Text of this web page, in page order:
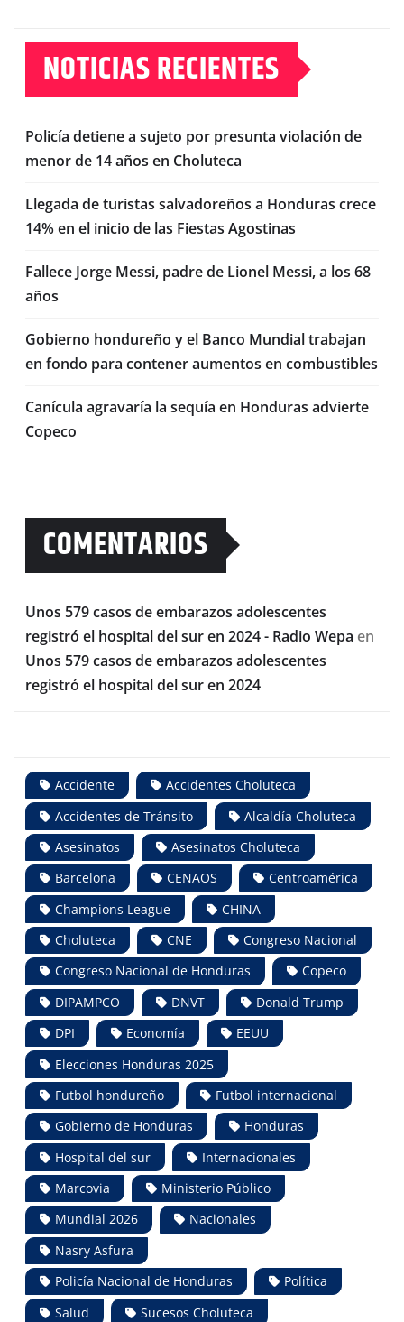
NOTICIAS RECIENTES
Policía detiene a sujeto por presunta violación de
menor de 14 años en Choluteca
Llegada de turistas salvadoreños a Honduras crece
14% en el inicio de las Fiestas Agostinas
Fallece Jorge Messi, padre de Lionel Messi, a los 68
años
Gobierno hondureño y el Banco Mundial trabajan
en fondo para contener aumentos en combustibles
Canícula agravaría la sequía en Honduras advierte
Copeco
COMENTARIOS
Unos 579 casos de embarazos adolescentes
registró el hospital del sur en 2024 - Radio Wepa en
Unos 579 casos de embarazos adolescentes
registró el hospital del sur en 2024
Accidente
Accidentes Choluteca
Accidentes de Tránsito
Alcaldía Choluteca
Asesinatos
Asesinatos Choluteca
Barcelona
CENAOS
Centroamérica
Champions League
CHINA
Choluteca
CNE
Congreso Nacional
Congreso Nacional de Honduras
Copeco
DIPAMPCO
DNVT
Donald Trump
DPI
Economía
EEUU
Elecciones Honduras 2025
Futbol hondureño
Futbol internacional
Gobierno de Honduras
Honduras
Hospital del sur
Internacionales
Marcovia
Ministerio Público
Mundial 2026
Nacionales
Nasry Asfura
Policía Nacional de Honduras
Política
Salud
Sucesos Choluteca